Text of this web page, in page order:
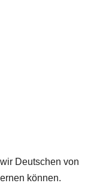
Deutschen von
können.